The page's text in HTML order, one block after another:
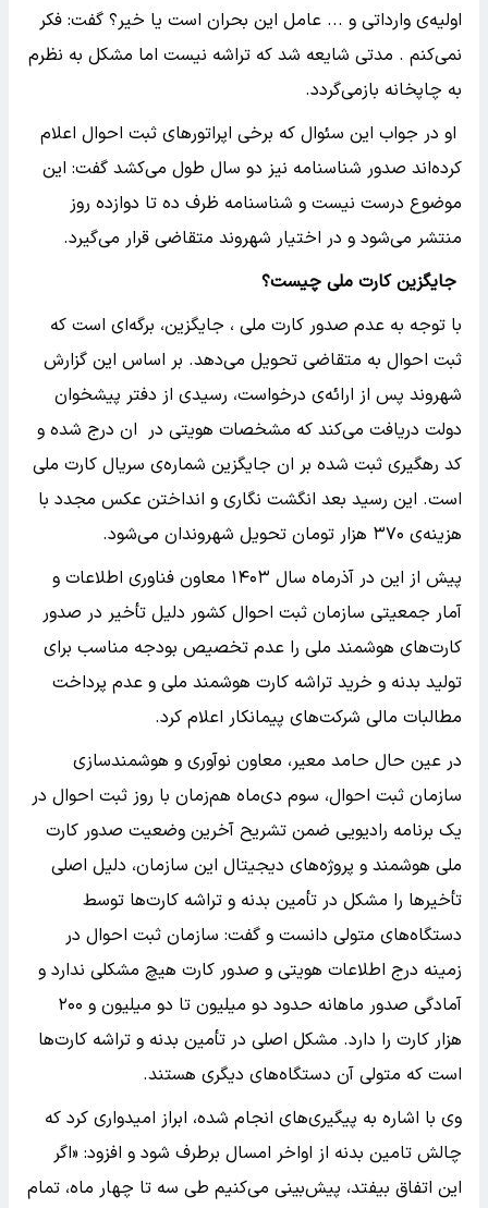
اولیه‌ی وارداتی و ... عامل این بحران است یا خیر؟ گفت: فکر
نمی‌کنم . مدتی شایعه شد که تراشه نیست اما مشکل به نظرم
به چاپخانه بازمی‌گردد.
او در جواب این سئوال که برخی اپراتورهای ثبت احوال اعلام
کرده‌اند صدور شناسنامه نیز دو سال طول می‌کشد گفت: این
موضوع درست نیست و شناسنامه ظرف ده تا دوازده روز
منتشر می‌شود و در اختیار شهروند متقاضی قرار می‌گیرد.
جایگزین کارت ملی چیست؟
با توجه به عدم صدور کارت ملی ، جایگزین، برگه‌ای است که
ثبت احوال به متقاضی تحویل می‌دهد. بر اساس این گزارش
شهروند پس از ارائه‌ی درخواست، رسیدی از دفتر پیشخوان
دولت دریافت می‌کند که مشخصات هویتی در ان درج شده و
کد رهگیری ثبت شده بر ان جایگزین شماره‌ی سریال کارت ملی
است. این رسید بعد انگشت ‎نگاری و انداختن عکس مجدد با
هزینه‌ی ۳۷۰ هزار تومان تحویل شهروندان می‌شود.
پیش از این در آذرماه سال ۱۴۰۳ معاون فناوری اطلاعات و
آمار جمعیتی سازمان ثبت احوال کشور دلیل تأخیر در صدور
کارت‌های هوشمند ملی را عدم تخصیص بودجه مناسب برای
تولید بدنه و خرید تراشه کارت هوشمند ملی و عدم پرداخت
مطالبات مالی شرکت‌های پیمانکار اعلام کرد.
در عین حال حامد معیر، معاون نوآوری و هوشمندسازی
سازمان ثبت احوال، سوم دی‌ماه هم‌زمان با روز ثبت احوال در
یک برنامه رادیویی ضمن تشریح آخرین وضعیت صدور کارت
ملی هوشمند و پروژه‌های دیجیتال این سازمان، دلیل اصلی
تأخیرها را مشکل در تأمین بدنه و تراشه کارت‌ها توسط
دستگاه‌های متولی دانست و گفت: سازمان ثبت احوال در
زمینه درج اطلاعات هویتی و صدور کارت هیچ مشکلی ندارد و
آمادگی صدور ماهانه حدود دو میلیون تا دو میلیون و ۲۰۰
هزار کارت را دارد. مشکل اصلی در تأمین بدنه و تراشه کارت‌ها
است که متولی آن دستگاه‌های دیگری هستند.
وی با اشاره به پیگیری‌های انجام شده، ابراز امیدواری کرد که
چالش تامین بدنه از اواخر امسال برطرف شود و افزود: «اگر
این اتفاق بیفتد، پیش‌بینی می‌کنیم طی سه تا چهار ماه، تمام